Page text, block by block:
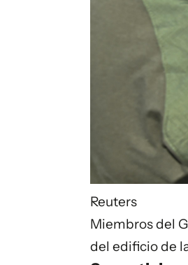
Reuters
Miembros del
del edificio de